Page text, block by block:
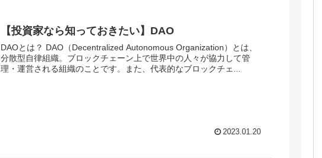
【投資家なら知っておきたい】DAO
DAOとは？ DAO（Decentralized Autonomous Organization）とは、
分散型自律組織。ブロックチェーン上で世界中の人々が協力して管
理・運営される組織のことです。また、代表的なブロックチェ...
2023.01.20